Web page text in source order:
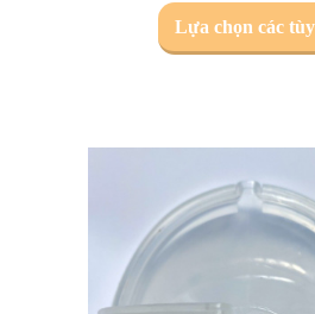
Lựa chọn các